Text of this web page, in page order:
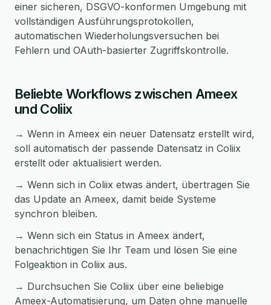
einer sicheren, DSGVO-konformen Umgebung mit
vollständigen Ausführungsprotokollen,
automatischen Wiederholungsversuchen bei
Fehlern und OAuth-basierter Zugriffskontrolle.
Beliebte Workflows zwischen Ameex
und Coliix
→ Wenn in Ameex ein neuer Datensatz erstellt wird,
soll automatisch der passende Datensatz in Coliix
erstellt oder aktualisiert werden.
→ Wenn sich in Coliix etwas ändert, übertragen Sie
das Update an Ameex, damit beide Systeme
synchron bleiben.
→ Wenn sich ein Status in Ameex ändert,
benachrichtigen Sie Ihr Team und lösen Sie eine
Folgeaktion in Coliix aus.
→ Durchsuchen Sie Coliix über eine beliebige
Ameex-Automatisierung, um Daten ohne manuelle